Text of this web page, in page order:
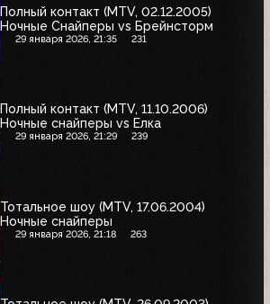
Полный контакт (MTV, 02.12.2005)
Ночные Снайперы vs Брейнсторм
29 января 2026, 21:35 231
Полный контакт (MTV, 11.10.2006)
Ночные снайперы vs Елка
29 января 2026, 21:29 239
Тотальное шоу (MTV, 17.06.2004)
Ночные снайперы
29 января 2026, 21:18 263